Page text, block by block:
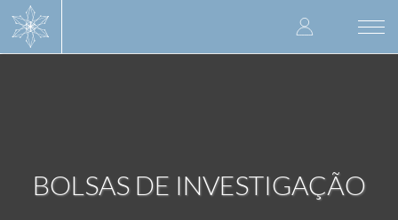
User
account
BOLSAS DE INVESTIGAÇÃO